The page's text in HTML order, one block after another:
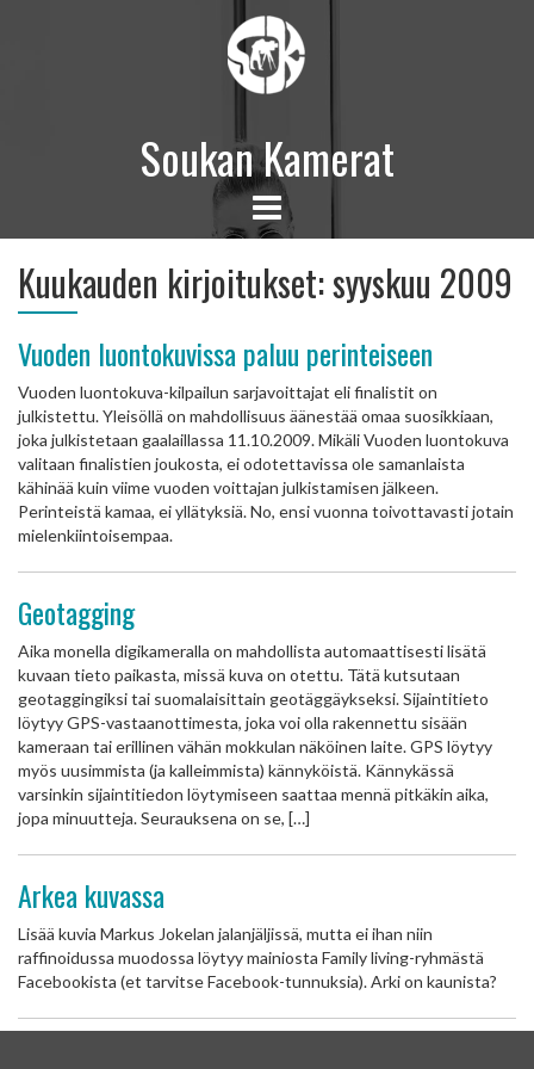
Soukan Kamerat
Kuukauden kirjoitukset:syyskuu 2009
Vuoden luontokuvissa paluu perinteiseen
Vuoden luontokuva-kilpailun sarjavoittajat eli finalistit on
julkistettu. Yleisöllä on mahdollisuus äänestää omaa suosikkiaan,
joka julkistetaan gaalaillassa 11.10.2009. Mikäli Vuoden luontokuva
valitaan finalistien joukosta, ei odotettavissa ole samanlaista
kähinää kuin viime vuoden voittajan julkistamisen jälkeen.
Perinteistä kamaa, ei yllätyksiä. No, ensi vuonna toivottavasti jotain
mielenkiintoisempaa.
Geotagging
Aika monella digikameralla on mahdollista automaattisesti lisätä
kuvaan tieto paikasta, missä kuva on otettu. Tätä kutsutaan
geotaggingiksi tai suomalaisittain geotäggäykseksi. Sijaintitieto
löytyy GPS-vastaanottimesta, joka voi olla rakennettu sisään
kameraan tai erillinen vähän mokkulan näköinen laite. GPS löytyy
myös uusimmista (ja kalleimmista) kännyköistä. Kännykässä
varsinkin sijaintitiedon löytymiseen saattaa mennä pitkäkin aika,
jopa minuutteja. Seurauksena on se, […]
Arkea kuvassa
Lisää kuvia Markus Jokelan jalanjäljissä, mutta ei ihan niin
raffinoidussa muodossa löytyy mainiosta Family living-ryhmästä
Facebookista (et tarvitse Facebook-tunnuksia). Arki on kaunista?